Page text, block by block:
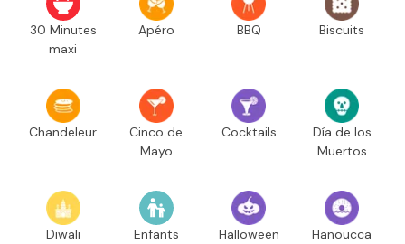
30 Minutes
maxi
Apéro BBQ Biscuits
Chandeleur
Cinco de
Mayo
Cocktails
Día de los
Muertos
Diwali Enfants Halloween Hanoucca